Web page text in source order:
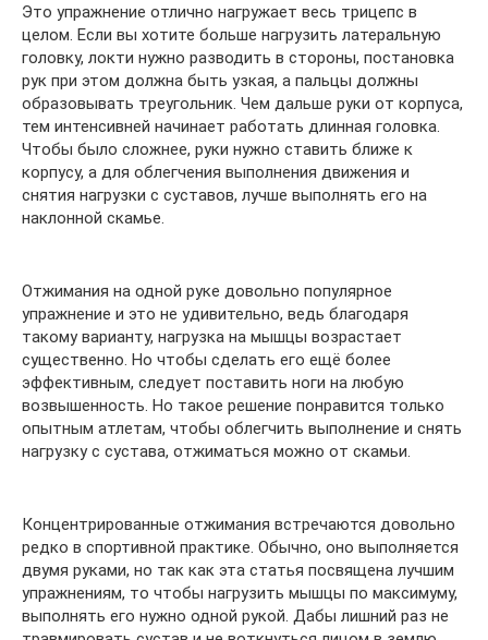
Это упражнение отлично нагружает весь трицепс в
целом. Если вы хотите больше нагрузить латеральную
головку, локти нужно разводить в стороны, постановка
рук при этом должна быть узкая, а пальцы должны
образовывать треугольник. Чем дальше руки от корпуса,
тем интенсивней начинает работать длинная головка.
Чтобы было сложнее, руки нужно ставить ближе к
корпусу, а для облегчения выполнения движения и
снятия нагрузки с суставов, лучше выполнять его на
наклонной скамье.
Отжимания на одной руке довольно популярное
упражнение и это не удивительно, ведь благодаря
такому варианту, нагрузка на мышцы возрастает
существенно. Но чтобы сделать его ещё более
эффективным, следует поставить ноги на любую
возвышенность. Но такое решение понравится только
опытным атлетам, чтобы облегчить выполнение и снять
нагрузку с сустава, отжиматься можно от скамьи.
Концентрированные отжимания встречаются довольно
редко в спортивной практике. Обычно, оно выполняется
двумя руками, но так как эта статья посвящена лучшим
упражнениям, то чтобы нагрузить мышцы по максимуму,
выполнять его нужно одной рукой. Дабы лишний раз не